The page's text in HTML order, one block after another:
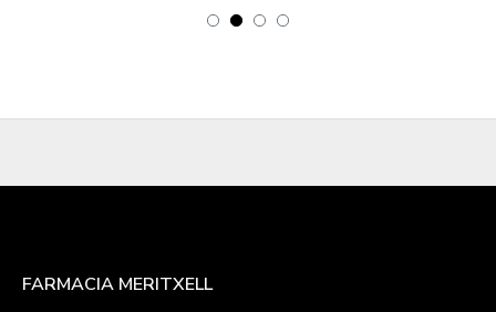
FARMACIA MERITXELL